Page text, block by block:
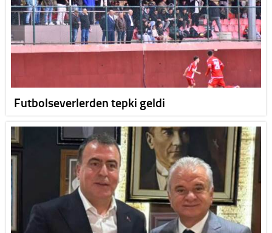
Futbolseverlerden tepki geldi